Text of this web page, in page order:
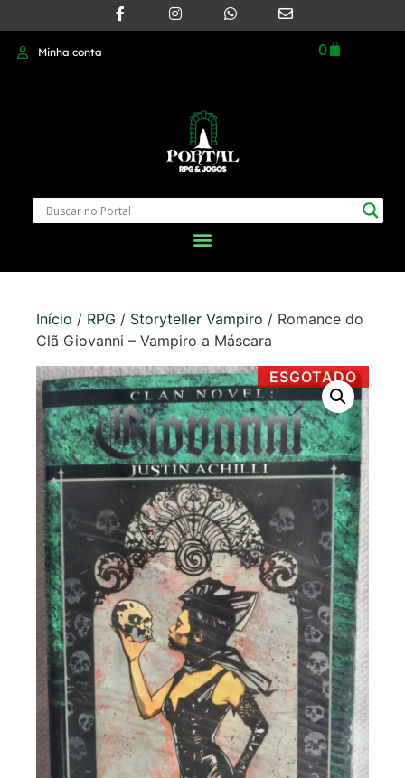
Minha conta 0
Início / RPG / Storyteller Vampiro / Romance do
Clã Giovanni – Vampiro a Máscara
ESGOTADO